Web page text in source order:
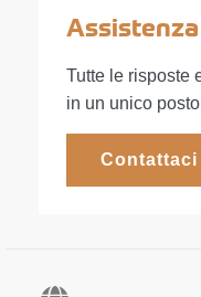
Tutte le risposte
in un unico
Contattaci